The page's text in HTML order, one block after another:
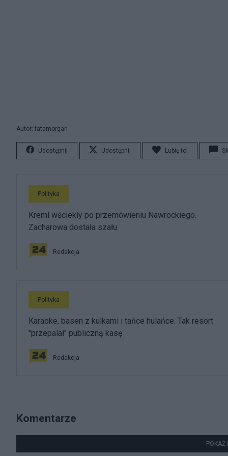
Autor: fatamorgan
Udostępnij Udostępnij Lubię to!
Polityka
Kreml wściekły po przemówieniu Nawrockiego.
Zacharowa dostała szału
Redakcja
Polityka
Karaoke, basen z kulkami i tańce hulańce. Tak resort
"przepalał" publiczną kasę
Redakcja
Komentarze
POKAŻ